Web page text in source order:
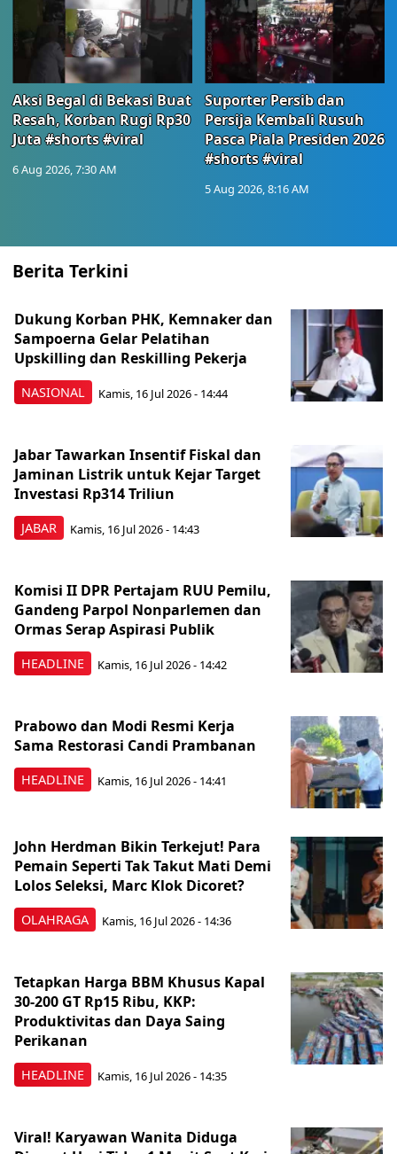
Aksi Begal di Bekasi Buat
Resah, Korban Rugi Rp30
Juta #shorts #viral
6 Aug 2026, 7:30 AM
Suporter Persib dan
Persija Kembali Rusuh
Pasca Piala Presiden 2026
#shorts #viral
5 Aug 2026, 8:16 AM
Berita Terkini
NASIONAL
Dukung Korban PHK, Kemnaker dan
Sampoerna Gelar Pelatihan
Upskilling dan Reskilling Pekerja
Kamis, 16 Jul 2026 - 14:44
JABAR
Jabar Tawarkan Insentif Fiskal dan
Jaminan Listrik untuk Kejar Target
Investasi Rp314 Triliun
Kamis, 16 Jul 2026 - 14:43
HEADLINE
Komisi II DPR Pertajam RUU Pemilu,
Gandeng Parpol Nonparlemen dan
Ormas Serap Aspirasi Publik
Kamis, 16 Jul 2026 - 14:42
HEADLINE
Prabowo dan Modi Resmi Kerja
Sama Restorasi Candi Prambanan
Kamis, 16 Jul 2026 - 14:41
OLAHRAGA
John Herdman Bikin Terkejut! Para
Pemain Seperti Tak Takut Mati Demi
Lolos Seleksi, Marc Klok Dicoret?
Kamis, 16 Jul 2026 - 14:36
HEADLINE
Tetapkan Harga BBM Khusus Kapal
30-200 GT Rp15 Ribu, KKP:
Produktivitas dan Daya Saing
Perikanan
Kamis, 16 Jul 2026 - 14:35
Viral! Karyawan Wanita Diduga